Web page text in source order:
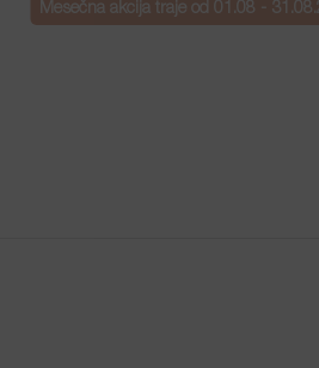
Mesečna akcija traje od 01.08 -